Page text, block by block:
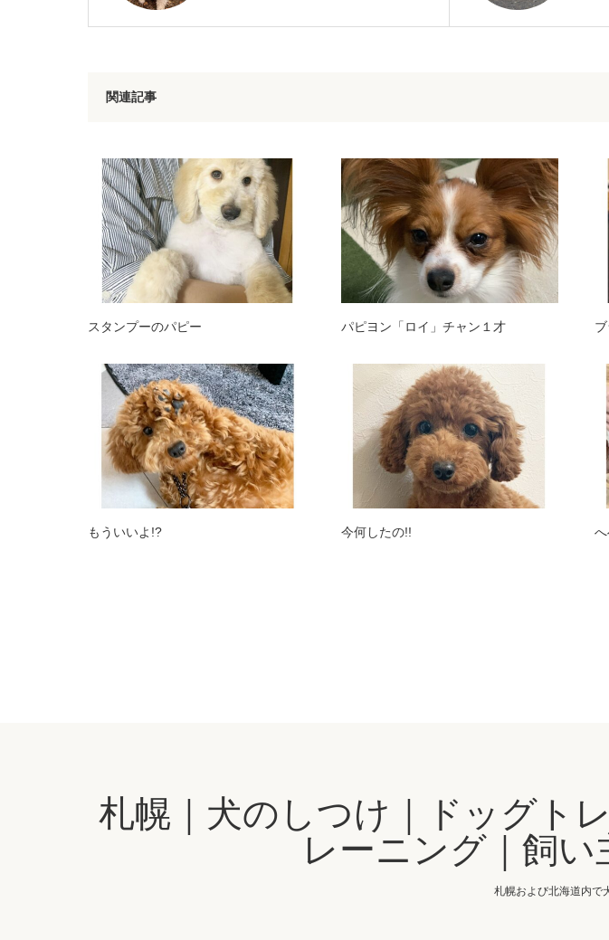
関連記事
スタンプーのパピー パピヨン「ロイ」チャン１才
もういいよ!? 今何したの!! へ
札幌｜犬のしつけ｜ドッグト
レーニング｜飼
札幌および北海道内で